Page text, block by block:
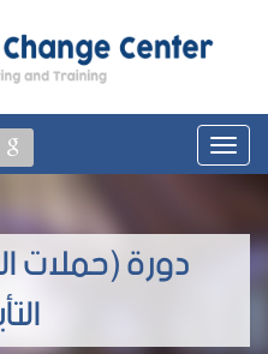
دورة (حملات